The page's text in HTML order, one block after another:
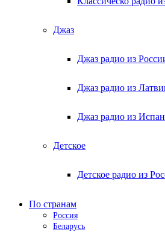
Джаз
Джаз радио из
Джаз радио из
Джаз радио из
Детское
Детское радио из
По странам
Россия
Беларусь